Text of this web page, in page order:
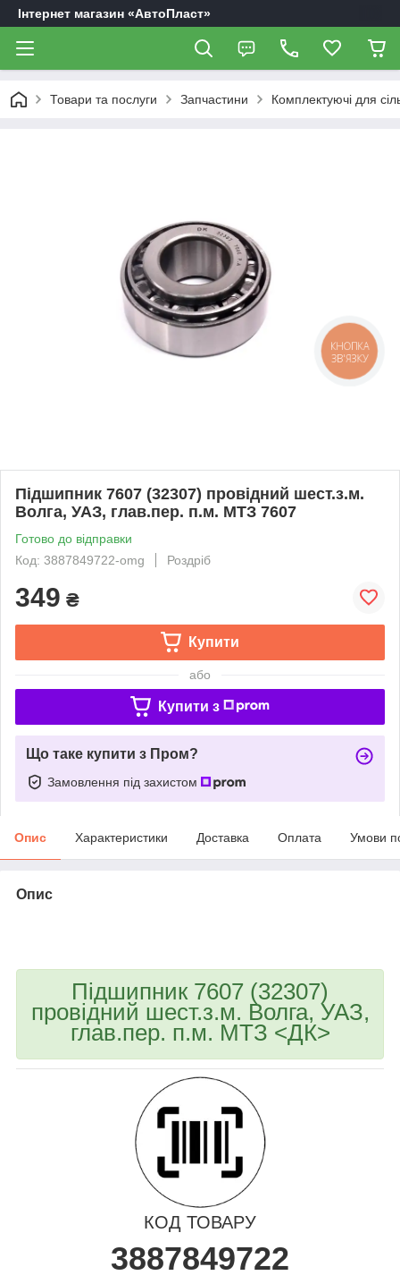
Інтернет магазин «АвтоПласт»
Товари та послуги Запчастини Комплектуючі для
Підшипник 7607 (32307) провідний шест.з.м.
Волга, УАЗ, глав.пер. п.м. МТЗ 7607
Готово до відправки
Код: 3887849722-omg
Роздріб
349 ₴
Купити
або
Купити з
Що таке купити з Пром?
Замовлення під захистом
Опис Характеристики Доставка Оплата Умови
Опис
Підшипник 7607 (32307)
провідний шест.з.м. Волга, УАЗ,
глав.пер. п.м. МТЗ <ДК>
КОД ТОВАРУ
3887849722
КНОПКА
ЗВ'ЯЗКУ